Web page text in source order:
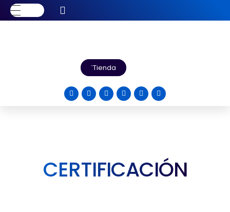
Tienda
CERTIFICACIÓN